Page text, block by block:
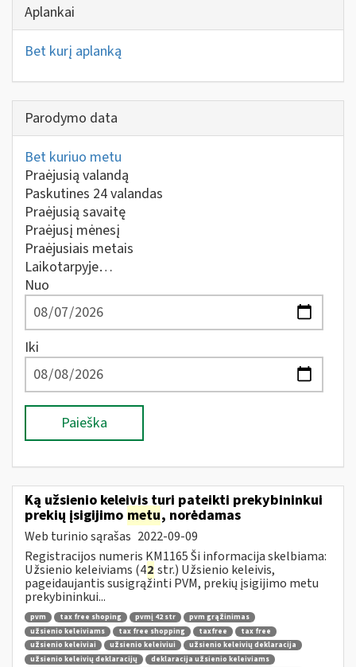
Aplankai
Bet kurį aplanką
Parodymo data
Bet kuriuo metu
Praėjusią valandą
Paskutines 24 valandas
Praėjusią savaitę
Praėjusį mėnesį
Praėjusiais metais
Laikotarpyje…
Nuo
Iki
Paieška
Ką užsienio keleivis turi pateikti prekybininkui
prekių įsigijimo metu, norėdamas
Web turinio sąrašas 2022-09-09
Registracijos numeris KM1165 Ši informacija skelbiama:
Užsienio keleiviams (42 str.) Užsienio keleivis,
pageidaujantis susigrąžinti PVM, prekių įsigijimo metu
prekybininkui...
pvm tax free shoping pvmį 42 str
pvm grąžinimas
užsienio keleiviams
tax free shopping taxfree
tax free
užsienio keleiviai
užsienio keleiviui
užsienio keleivių deklaracija
užsienio keleivių deklaracijų
deklaracija užsienio keleiviams